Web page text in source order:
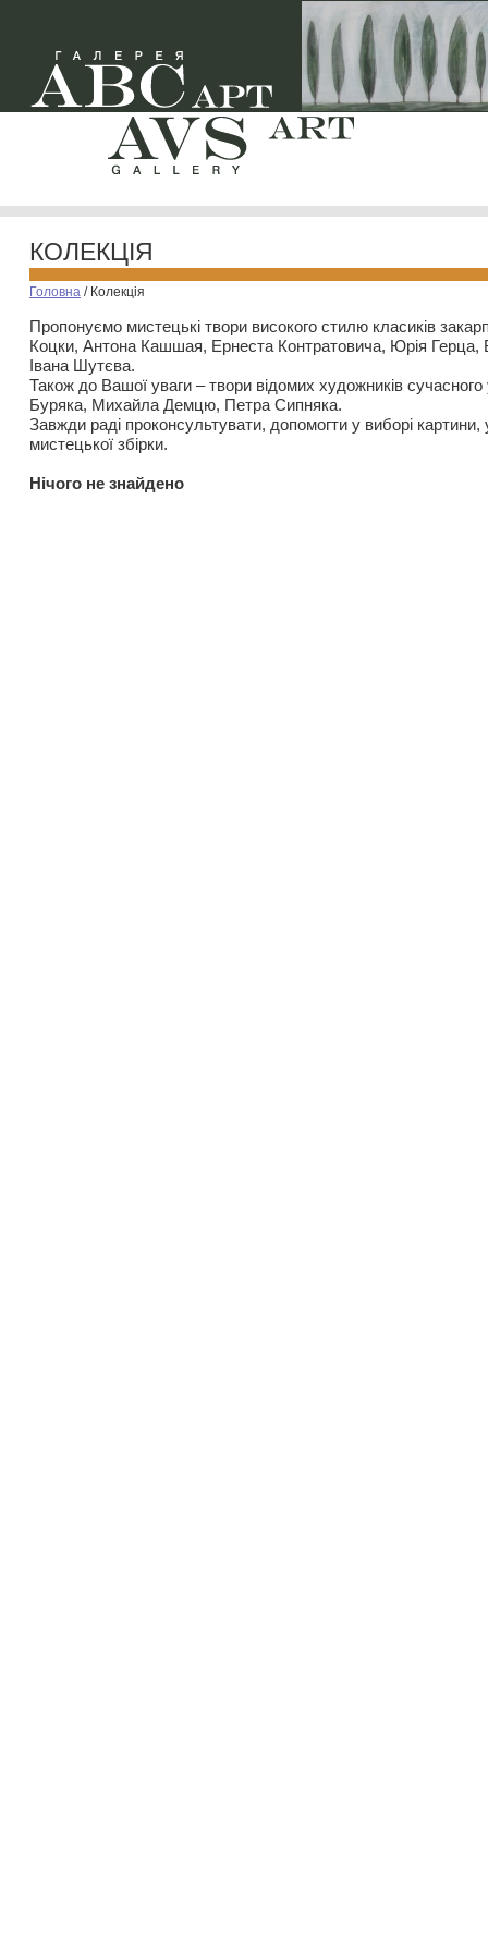
КОЛЕКЦІЯ
Головна / Колекція
Пропонуємо мистецькі твори високого стилю класиків
Коцки, Антона Кашшая, Ернеста Контратовича, Юрія
Івана Шутєва.
Також до Вашої уваги – твори відомих художників
Буряка, Михайла Демцю, Петра Сипняка.
Завжди раді проконсультувати, допомогти у виборі картини,
мистецької збірки.
Нiчого не знайдено